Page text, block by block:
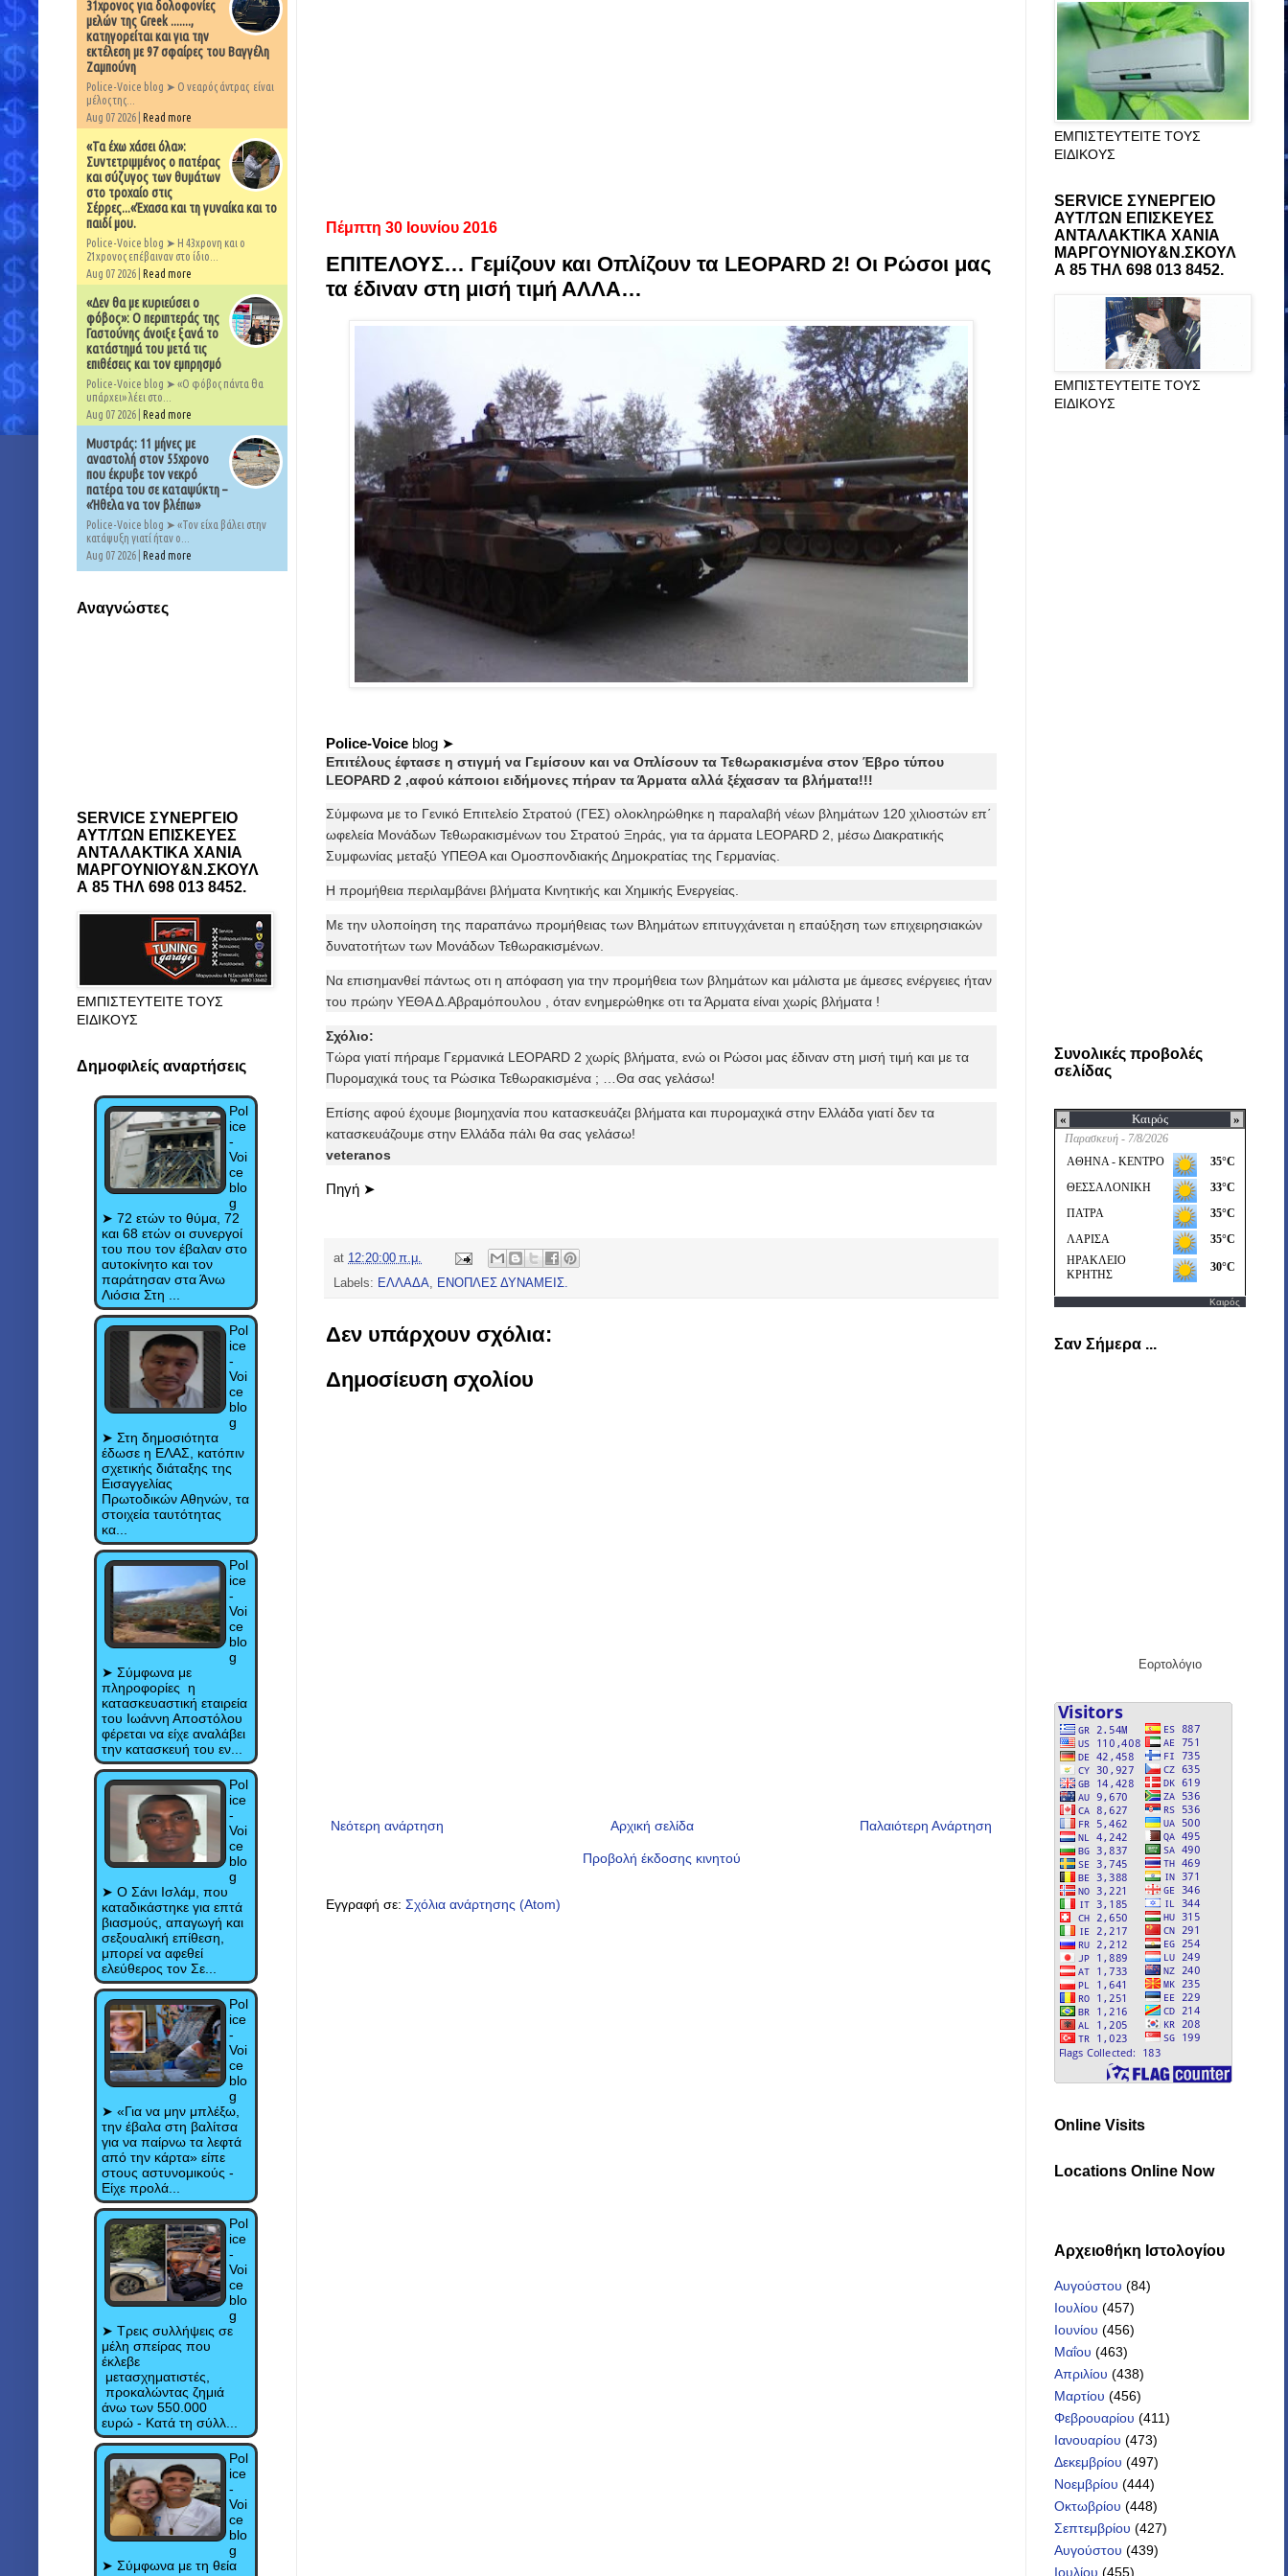
Πέμπτη 30 Ιουνίου 2016
ΕΠΙΤΕΛΟΥΣ… Γεμίζουν και Οπλίζουν τα LEOPARD 2! Οι Ρώσοι μας
τα έδιναν στη μισή τιμή ΑΛΛΑ…
Police-Voice blog ➤
Επιτέλους έφτασε η στιγμή να Γεμίσουν και να Οπλίσουν τα Τεθωρακισμένα στον Έβρο τύπου
LEOPARD 2 ,αφού κάποιοι ειδήμονες πήραν τα Άρματα αλλά ξέχασαν τα βλήματα!!!
Σύμφωνα με το Γενικό Επιτελείο Στρατού (ΓΕΣ) ολοκληρώθηκε η παραλαβή νέων βλημάτων 120 χιλιοστών επ΄
ωφελεία Μονάδων Τεθωρακισμένων του Στρατού Ξηράς, για τα άρματα LEOPARD 2, μέσω Διακρατικής
Συμφωνίας μεταξύ ΥΠΕΘΑ και Ομοσπονδιακής Δημοκρατίας της Γερμανίας.
Η προμήθεια περιλαμβάνει βλήματα Κινητικής και Χημικής Ενεργείας.
Με την υλοποίηση της παραπάνω προμήθειας των Βλημάτων επιτυγχάνεται η επαύξηση των επιχειρησιακών
δυνατοτήτων των Μονάδων Τεθωρακισμένων.
Να επισημανθεί πάντως οτι η απόφαση για την προμήθεια των βλημάτων και μάλιστα με άμεσες ενέργειες ήταν
του πρώην ΥΕΘΑ Δ.Αβραμόπουλου , όταν ενημερώθηκε οτι τα Άρματα είναι χωρίς βλήματα !
Σχόλιο:
Τώρα γιατί πήραμε Γερμανικά LEOPARD 2 χωρίς βλήματα, ενώ οι Ρώσοι μας έδιναν στη μισή τιμή και με τα
Πυρομαχικά τους τα Ρώσικα Τεθωρακισμένα ; …Θα σας γελάσω!
Επίσης αφού έχουμε βιομηχανία που κατασκευάζει βλήματα και πυρομαχικά στην Ελλάδα γιατί δεν τα
κατασκευάζουμε στην Ελλάδα πάλι θα σας γελάσω!
veteranos
Πηγή ➤
at 12:20:00 π.μ.
Labels: ΕΛΛΑΔΑ, ΕΝΟΠΛΕΣ ΔΥΝΑΜΕΙΣ.
Δεν υπάρχουν σχόλια:
Δημοσίευση σχολίου
Νεότερη ανάρτηση Παλαιότερη Ανάρτηση
Αρχική σελίδα
Προβολή έκδοσης κινητού
Εγγραφή σε: Σχόλια ανάρτησης (Atom)
31χρονος για δολοφονίες
μελών της Greek .......,
κατηγορείται και για την
εκτέλεση με 97 σφαίρες του Βαγγέλη
Ζαμπούνη
Police-Voice blog ➤ Ο νεαρός άντρας είναι
μέλος της...
Aug 07 2026 | Read more
«Τα έχω χάσει όλα»:
Συντετριμμένος ο πατέρας
και σύζυγος των θυμάτων
στο τροχαίο στις
Σέρρες...«Έχασα και τη γυναίκα και το
παιδί μου.
Police-Voice blog ➤ Η 43χρονη και ο
21χρονος επέβαιναν στο ίδιο...
Aug 07 2026 | Read more
«Δεν θα με κυριεύσει ο
φόβος»: Ο περιπτεράς της
Γαστούνης άνοιξε ξανά το
κατάστημά του μετά τις
επιθέσεις και τον εμπρησμό
Police-Voice blog ➤ «Ο φόβος πάντα θα
υπάρχει» λέει στο...
Aug 07 2026 | Read more
Μυστράς: 11 μήνες με
αναστολή στον 55χρονο
που έκρυβε τον νεκρό
πατέρα του σε καταψύκτη –
«Ήθελα να τον βλέπω»
Police-Voice blog ➤ «Τον είχα βάλει στην
κατάψυξη γιατί ήταν ο...
Aug 07 2026 | Read more
Αναγνώστες
SERVICE ΣΥΝΕΡΓΕΙΟ
ΑΥΤ/ΤΩΝ ΕΠΙΣΚΕΥΕΣ
ΑΝΤΑΛΑΚΤΙΚΑ ΧΑΝΙΑ
ΜΑΡΓΟΥΝΙΟΥ&Ν.ΣΚΟΥΛ
Α 85 ΤΗΛ 698 013 8452.
ΕΜΠΙΣΤΕΥΤΕΙΤΕ ΤΟΥΣ
ΕΙΔΙΚΟΥΣ
Δημοφιλείς αναρτήσεις
Pol
ice
-
Voi
ce
blo
g
➤ 72 ετών το θύμα, 72
και 68 ετών οι συνεργοί
του που τον έβαλαν στο
αυτοκίνητο και τον
παράτησαν στα Άνω
Λιόσια Στη ...
Pol
ice
-
Voi
ce
blo
g
➤ Στη δημοσιότητα
έδωσε η ΕΛΑΣ, κατόπιν
σχετικής διάταξης της
Εισαγγελίας
Πρωτοδικών Αθηνών, τα
στοιχεία ταυτότητας
κα...
Pol
ice
-
Voi
ce
blo
g
➤ Σύμφωνα με
πληροφορίες η
κατασκευαστική εταιρεία
του Ιωάννη Αποστόλου
φέρεται να είχε αναλάβει
την κατασκευή του εν...
Pol
ice
-
Voi
ce
blo
g
➤ Ο Σάνι Ισλάμ, που
καταδικάστηκε για επτά
βιασμούς, απαγωγή και
σεξουαλική επίθεση,
μπορεί να αφεθεί
ελεύθερος τον Σε...
Pol
ice
-
Voi
ce
blo
g
➤ «Για να μην μπλέξω,
την έβαλα στη βαλίτσα
για να παίρνω τα λεφτά
από την κάρτα» είπε
στους αστυνομικούς -
Είχε προλά...
Pol
ice
-
Voi
ce
blo
g
➤ Τρεις συλλήψεις σε
μέλη σπείρας που
έκλεβε
μετασχηματιστές,
προκαλώντας ζημιά
άνω των 550.000
ευρώ - Κατά τη σύλλ...
Pol
ice
-
Voi
ce
blo
g
➤ Σύμφωνα με τη θεία
ΕΜΠΙΣΤΕΥΤΕΙΤΕ ΤΟΥΣ
ΕΙΔΙΚΟΥΣ
SERVICE ΣΥΝΕΡΓΕΙΟ
ΑΥΤ/ΤΩΝ ΕΠΙΣΚΕΥΕΣ
ΑΝΤΑΛΑΚΤΙΚΑ ΧΑΝΙΑ
ΜΑΡΓΟΥΝΙΟΥ&Ν.ΣΚΟΥΛ
Α 85 ΤΗΛ 698 013 8452.
ΕΜΠΙΣΤΕΥΤΕΙΤΕ ΤΟΥΣ
ΕΙΔΙΚΟΥΣ
Συνολικές προβολές
σελίδας
Καιρός
Σαν Σήμερα ...
Εορτολόγιο
Online Visits
Locations Online Now
Αρχειοθήκη Iστολογίου
Αυγούστου (84)
Ιουλίου (457)
Ιουνίου (456)
Μαΐου (463)
Απριλίου (438)
Μαρτίου (456)
Φεβρουαρίου (411)
Ιανουαρίου (473)
Δεκεμβρίου (497)
Νοεμβρίου (444)
Οκτωβρίου (448)
Σεπτεμβρίου (427)
Αυγούστου (439)
Ιουλίου (455)